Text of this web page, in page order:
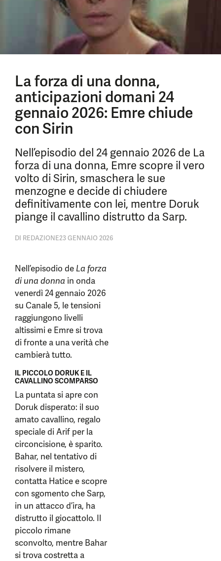
La forza di una donna,
anticipazioni domani 24
gennaio 2026: Emre chiude
con Sirin
Nell’episodio del 24 gennaio 2026 de La
forza di una donna, Emre scopre il vero
volto di Sirin, smaschera le sue
menzogne e decide di chiudere
definitivamente con lei, mentre Doruk
piange il cavallino distrutto da Sarp.
DI REDAZIONE23 GENNAIO 2026
Nell’episodio de La forza
di una donna in onda
venerdì 24 gennaio 2026
su Canale 5, le tensioni
raggiungono livelli
altissimi e Emre si trova
di fronte a una verità che
cambierà tutto.
IL PICCOLO DORUK E IL
CAVALLINO SCOMPARSO
La puntata si apre con
Doruk disperato: il suo
amato cavallino, regalo
speciale di Arif per la
circoncisione, è sparito.
Bahar, nel tentativo di
risolvere il mistero,
contatta Hatice e scopre
con sgomento che Sarp,
in un attacco d’ira, ha
distrutto il giocattolo. Il
piccolo rimane
sconvolto, mentre Bahar
si trova costretta a